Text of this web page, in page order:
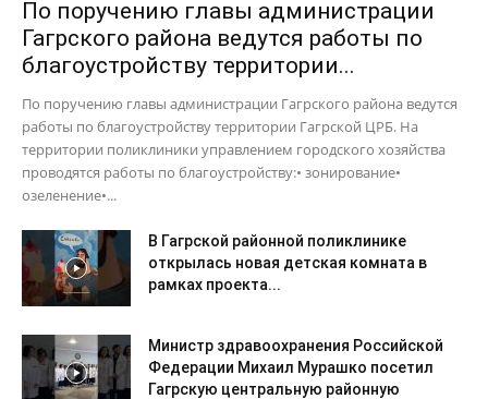
По поручению главы администрации
Гагрского района ведутся работы по
благоустройству территории...
По поручению главы администрации Гагрского района ведутся
работы по благоустройству территории Гагрской ЦРБ. На
территории поликлиники управлением городского хозяйства
проводятся работы по благоустройству:• зонирование•
озеленение•...
В Гагрской районной поликлинике
открылась новая детская комната в
рамках проекта...
Министр здравоохранения Российской
Федерации Михаил Мурашко посетил
Гагрскую центральную районную